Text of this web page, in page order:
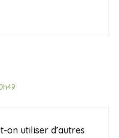
on utiliser d’autres